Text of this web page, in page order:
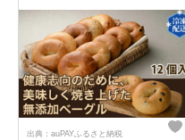
No.042
出典：auPAYふるさと納税